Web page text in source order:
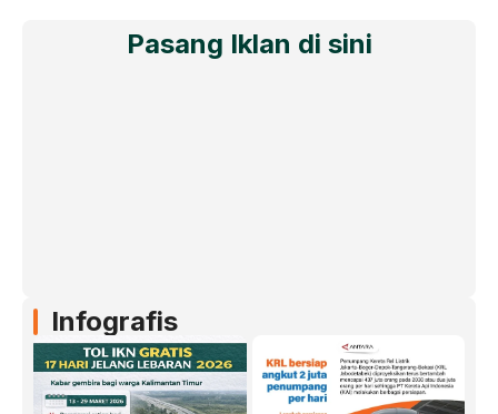
Pasang Iklan di sini
Infografis